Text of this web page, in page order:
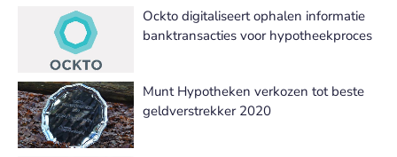
Ockto digitaliseert ophalen informatie
banktransacties voor hypotheekproces
Munt Hypotheken verkozen tot beste
geldverstrekker 2020